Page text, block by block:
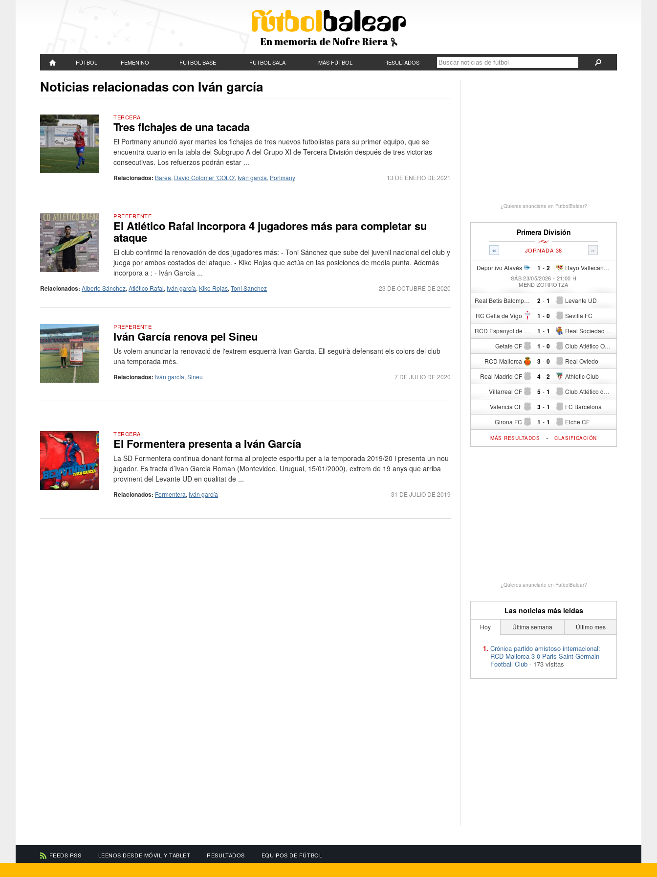
En memoria de Nofre Riera
FÚTBOL FEMENINO FÚTBOL BASE FÚTBOL SALA MÁS FÚTBOL RESULTADOS
Noticias relacionadas con Iván garcía
TERCERA
Tres fichajes de una tacada
El Portmany anunció ayer martes los fichajes de tres nuevos futbolistas para su primer equipo, que se
encuentra cuarto en la tabla del Subgrupo A del Grupo XI de Tercera División después de tres victorias
consecutivas. Los refuerzos podrán estar ...
13 DE ENERO DE 2021
Relacionados: Barea, David Colomer ’COLO’, Iván garcía, Portmany
PREFERENTE
El Atlético Rafal incorpora 4 jugadores más para completar su
ataque
El club confirmó la renovación de dos jugadores más: - Toni Sánchez que sube del juvenil nacional del club y
juega por ambos costados del ataque. - Kike Rojas que actúa en las posiciones de media punta. Además
incorpora a : - Iván García ...
23 DE OCTUBRE DE 2020
Relacionados: Alberto Sánchez, Atlético Rafal, Iván garcía, Kike Rojas, Toni Sanchez
PREFERENTE
Iván García renova pel Sineu
Us volem anunciar la renovació de l'extrem esquerrà Ivan Garcia. Ell seguirà defensant els colors del club
una temporada més.
7 DE JULIO DE 2020
Relacionados: Iván garcía, Sineu
TERCERA
El Formentera presenta a Iván García
La SD Formentera continua donant forma al projecte esportiu per a la temporada 2019/20 i presenta un nou
jugador. Es tracta d’Ivan Garcia Roman (Montevideo, Uruguai, 15/01/2000), extrem de 19 anys que arriba
provinent del Levante UD en qualitat de ...
31 DE JULIO DE 2019
Relacionados: Formentera, Iván garcía
¿Quieres anunciarte en FutbolBalear?
Primera División
« »
JORNADA 38
Deportivo Alavés 1 - Rayo Vallecano de Madrid
2
SÁB 23/05/2026 - 21:00 H
MENDIZORROTZA
Real Betis Balompié 2 - Levante UD
1
RC Celta de Vigo 1 - Sevilla FC
0
RCD Espanyol de Barcelona 1 - Real Sociedad de Fútbol
1
Getafe CF 1 - Club Atlético Osasuna
0
RCD Mallorca 3 - Real Oviedo
0
Real Madrid CF 4 - Athletic Club
2
Villarreal CF 5 - Club Atlético de Madrid
1
Valencia CF 3 - FC Barcelona
1
Girona FC 1 - Elche CF
1
MÁS RESULTADOS - CLASIFICACIÓN
¿Quieres anunciarte en FutbolBalear?
Las noticias más leídas
Hoy Última semana Último mes
Crónica partido amistoso internacional:
RCD Mallorca 3-0 Paris Saint-Germain
Football Club - 173 visitas
FEEDS RSS LEENOS DESDE MÓVIL Y TABLET RESULTADOS EQUIPOS DE FÚTBOL